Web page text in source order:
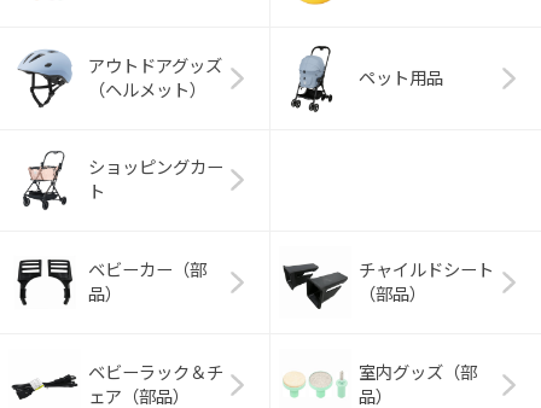
アウトドアグッズ
（ヘルメット）
ペット用品
ショッピングカー
ト
ベビーカー（部
品）
チャイルドシート
（部品）
ベビーラック＆チ
ェア（部品）
室内グッズ（部
品）